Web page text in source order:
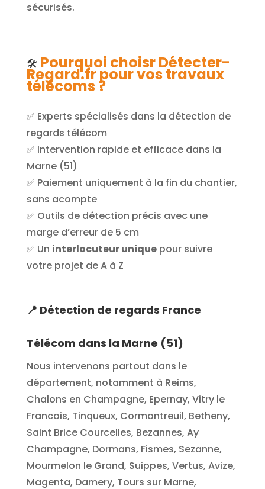
sécurisés.
🛠️ Pourquoi choisr Détecter-
Regard.fr pour vos travaux
télécoms ?
✅ Experts spécialisés dans la détection de
regards télécom
✅ Intervention rapide et efficace dans la
Marne (51)
✅ Paiement uniquement à la fin du chantier,
sans acompte
✅ Outils de détection précis avec une
marge d’erreur de 5 cm
✅ Un interlocuteur uniquepour suivre
votre projet de A à Z
📍 Détection de regards France
Télécom dans la Marne (51)
Nous intervenons partout dans le
département, notamment à Reims,
Chalons en Champagne, Epernay, Vitry le
Francois, Tinqueux, Cormontreuil, Betheny,
Saint Brice Courcelles, Bezannes, Ay
Champagne, Dormans, Fismes, Sezanne,
Mourmelon le Grand, Suippes, Vertus, Avize,
Magenta, Damery, Tours sur Marne,